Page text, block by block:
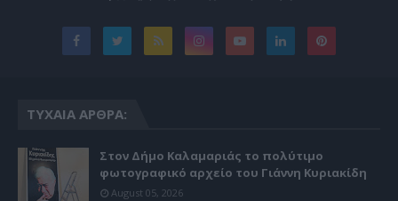
ΤΥΧΑΊΑ ΆΡΘΡΑ:
Στον Δήμο Καλαμαριάς το πολύτιμο
φωτογραφικό αρχείο του Γιάννη Κυριακίδη
August 05, 2026